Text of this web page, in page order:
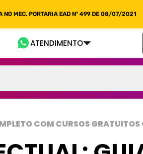
NO MEC. PORTARIA EAD Nº 499 DE 08/07/2021
ATENDIMENTO
COM CURSOS GRATUITOS